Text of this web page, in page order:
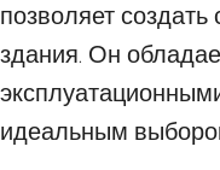
позволяет
здания. Он
идеальным